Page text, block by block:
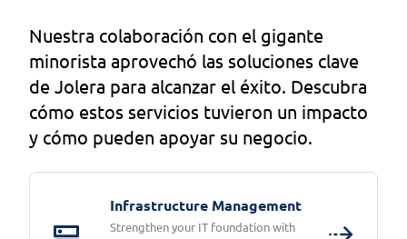
Nuestra colaboración con el gigante
minorista aprovechó las soluciones clave
de Jolera para alcanzar el éxito. Descubra
cómo estos servicios tuvieron un impacto
y cómo pueden apoyar su negocio.
Infrastructure Management
Strengthen your IT foundation with